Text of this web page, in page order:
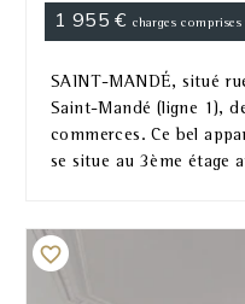
1 955 € charges
SAINT-MANDÉ, situé
Saint-Mandé (ligne 1),
commerces. Ce bel
se situe au 3ème étage